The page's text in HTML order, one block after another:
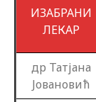
ИЗАБРАНИ
ЛЕКАР
др Татјана
Јовановић